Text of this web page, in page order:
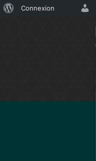
Connexion